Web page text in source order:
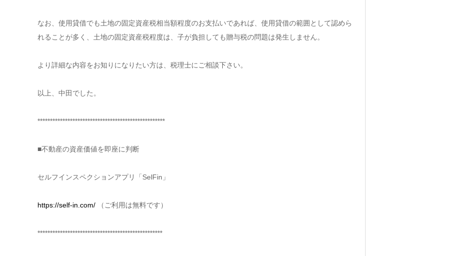
なお、使用貸借でも土地の固定資産税相当額程度のお支払いであれば、使用貸借の範囲として認めら
れることが多く、土地の固定資産税程度は、子が負担しても贈与税の問題は発生しません。
より詳細な内容をお知りになりたい方は、税理士にご相談下さい。
以上、中田でした。
***************************************************
■不動産の資産価値を即座に判断
セルフインスペクションアプリ「SelFin」
https://self-in.com/（ご利用は無料です）
**************************************************